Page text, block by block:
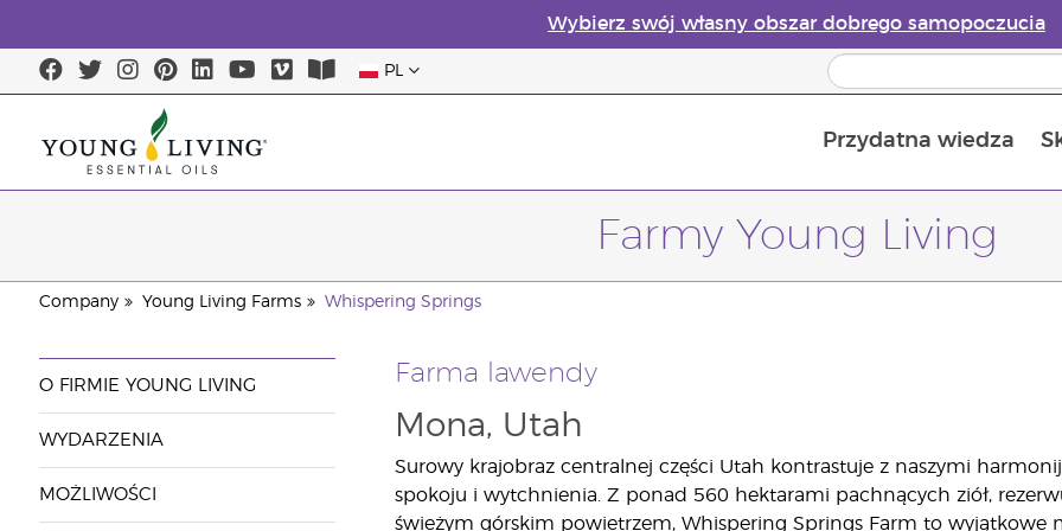
Wybierz swój własny obszar dobrego samopoczucia
PL
Przydatna wiedza
Farmy Young Living
Company Young Living Farms Whispering Springs
O FIRMIE YOUNG LIVING
WYDARZENIA
MOŻLIWOŚCI
Farma lawendy
Mona, Utah
Surowy krajobraz centralnej części Utah kontrastuje z naszymi
spokoju i wytchnienia. Z ponad 560 hektarami pachnących ziół,
świeżym górskim powietrzem, Whispering Springs Farm to wyjątkowe